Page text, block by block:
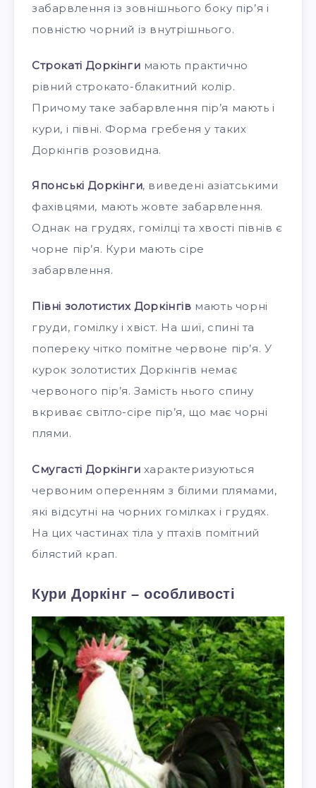
забарвлення із зовнішнього боку пір’я і
повністю чорний із внутрішнього.
Строкаті Доркінги мають практично
рівний строкато-блакитний колір.
Причому таке забарвлення пір’я мають і
кури, і півні. Форма гребеня у таких
Доркінгів розовидна.
Японські Доркінги, виведені азіатськими
фахівцями, мають жовте забарвлення.
Однак на грудях, гомілці та хвості півнів є
чорне пір’я. Кури мають сіре
забарвлення.
Півні золотистих Доркінгів мають чорні
груди, гомілку і хвіст. На шиї, спині та
попереку чітко помітне червоне пір’я. У
курок золотистих Доркінгів немає
червоного пір’я. Замість нього спину
вкриває світло-сіре пір’я, що має чорні
плями.
Смугасті Доркінги характеризуються
червоним оперенням з білими плямами,
які відсутні на чорних гомілках і грудях.
На цих частинах тіла у птахів помітний
білястий крап.
Кури Доркінг – особливості